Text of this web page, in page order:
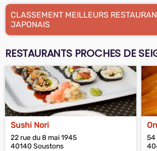
CLASSEMENT MEILLEURS
JAPONAIS
RESTAURANTS PROCHES DE
Sushi Nori
22 rue du 8 mai 1945
40140 Soustons
54